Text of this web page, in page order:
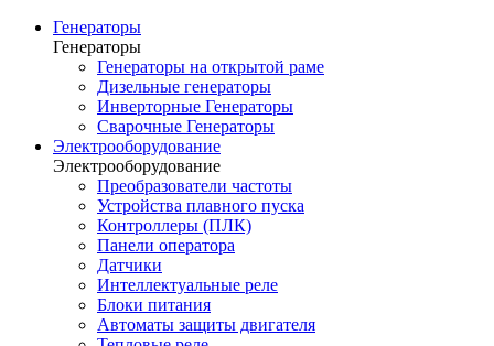
Генераторы
Генераторы
Генераторы на открытой раме
Дизельные генераторы
Инверторные Генераторы
Сварочные Генераторы
Электрооборудование
Электрооборудование
Преобразователи частоты
Устройства плавного пуска
Контроллеры (ПЛК)
Панели оператора
Датчики
Интеллектуальные реле
Блоки питания
Автоматы защиты двигателя